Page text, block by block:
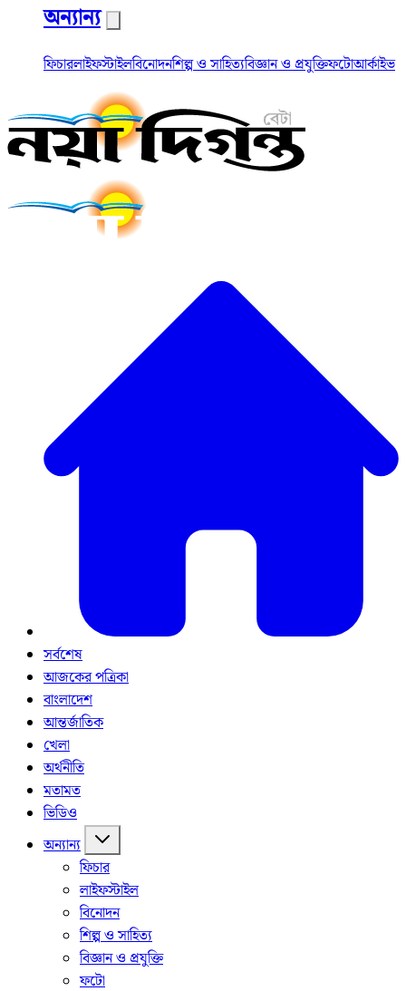
অন্যান্য
ফিচারলাইফস্টাইলবিনোদনশিল্প ও সাহিত্যবিজ্ঞান ও প্রযুক্তিফটোআর্কাইভ
সর্বশেষ
আজকের পত্রিকা
বাংলাদেশ
আন্তর্জাতিক
খেলা
অর্থনীতি
মতামত
ভিডিও
অন্যান্য
ফিচার
লাইফস্টাইল
বিনোদন
শিল্প ও সাহিত্য
বিজ্ঞান ও প্রযুক্তি
ফটো